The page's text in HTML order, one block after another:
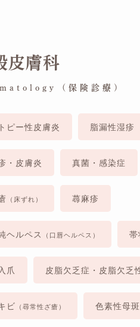
皮膚科
(保険診療)
ピー性皮膚炎 脂漏性湿疹
・皮膚炎 真菌・感染症
（床ずれ） 蕁麻疹
ヘルペス （口唇ヘルペス） 帯
爪 皮脂欠乏症・皮脂欠乏
ビ （尋常性ざ瘡） 色素性母斑